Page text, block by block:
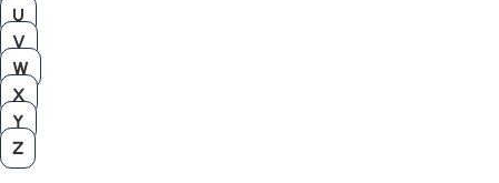
U
V
W
X
Y
Z